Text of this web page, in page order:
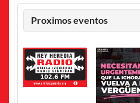
Proximos eventos